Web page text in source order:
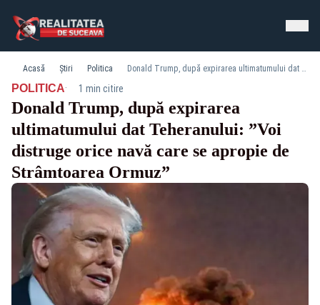
Acasă Știri Politica Donald Trump, după expirarea ultimatumului dat Teheranului: ”Voi distruge orice navă care se apropie de Strâmtoarea Ormuz”
POLITICA· 1 min citire
Donald Trump, după expirarea
ultimatumului dat Teheranului: ”Voi
distruge orice navă care se apropie de
Strâmtoarea Ormuz”